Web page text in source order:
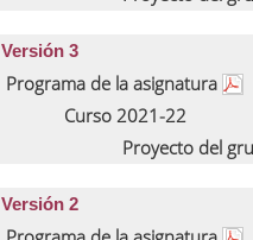
Versión 3
Programa de la asignatura
Curso 2021-22
Proyecto del
Versión 2